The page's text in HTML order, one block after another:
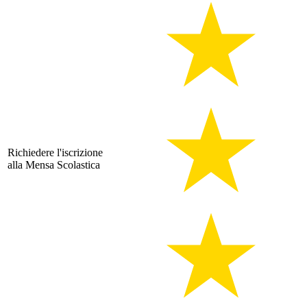
Richiedere l'iscrizione
alla Mensa Scolastica